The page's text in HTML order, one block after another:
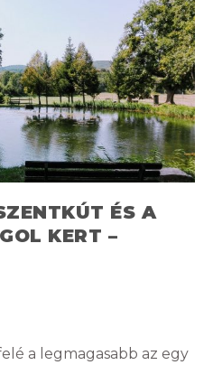
ÉS A
KERT –
a legmagasabb az egy